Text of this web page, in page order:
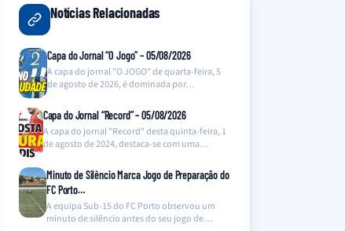
Notícias Relacionadas
Capa do Jornal “O Jogo” – 05/08/2026
A capa do jornal "O JOGO" de quarta-feira, 5
de agosto de 2026, é dominada por…
Capa do Jornal “Record” – 05/08/2026
A capa do jornal "Record" desta quinta-feira, 1
de agosto de 2024, destaca-se com uma
Minuto de Silêncio Marca Jogo de Preparação do
FC Porto…
A equipa Sub-15 do FC Porto observou um
minuto de silêncio antes do seu jogo de…